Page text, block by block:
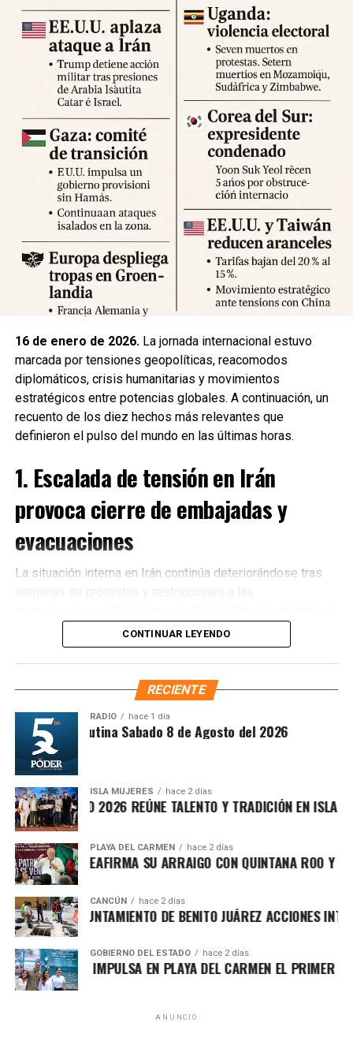
Expertos advierten sobre la posibilidad de réplicas
significativas y llaman a mantener la calma y preparar
suministros básicos. Las autoridades locales han
habilitado centros de atención para damnificados y piden a
la ciudadanía priorizar la seguridad y la cooperación con
los equipos de respuesta.
Fuente: 5to Poder Agencia de Noticias
Recibe las noticias al instante
Únete al canal oficial de WhatsApp de
Quinto Podery recibe las noticias más
importantes de Quintana Roo directamente
en tu teléfono.
16 de enero de 2026.La jornada internacional estuvo
marcada por tensiones geopolíticas, reacomodos
diplomáticos, crisis humanitarias y movimientos
estratégicos entre potencias globales. A continuación, un
recuento de los diez hechos más relevantes que
definieron el pulso del mundo en las últimas horas.
1. Escalada de tensión en Irán
provoca cierre de embajadas y
evacuaciones
La situación interna en Irán continúa deteriorándose tras
cierre de su embajada en Teherány la evacuación
inmediata de su personal diplomático ante el incremento
de riesgos para la seguridad. Diversos países
occidentales reiteraron llamados a sus ciudadanos para
abandonar el territorio iraní.
2. Estados Unidos pospone ataque
contra Irán tras presiones
regionales
Fuentes diplomáticas señalaron que el presidente de
Estados Unidos decidióaplazar una acción militar
contra Irán luego de recibir presiones de Arabia Saudita,
Catar e Israel, quienes advirtieron sobre el riesgo de una
escalada regional. Washington evalúa nuevas sanciones
dirigidas a altos funcionarios iraníes.
3. Avanza plan internacional para la
transición política en Gaza
CONTINUAR LEYENDO
RECIENTE
RADIO hace 1 día
Síntesis Matutina Sabado 8 de Agosto del 2026
ISLA MUJERES hace 2 días
ISLEÑO 2026 REÚNE TALENTO Y TRADICIÓN EN ISLA
PLAYA DEL CARMEN hace 2 días
MARÍN REAFIRMA SU ARRAIGO CON QUINTANA ROO Y
CANCÚN hace 2 días
AYUNTAMIENTO DE BENITO JUÁREZ ACCIONES
GOBIERNO DEL ESTADO hace 2 días
LEZAMA IMPULSA EN PLAYA DEL CARMEN EL PRIMER
ANUNCIO